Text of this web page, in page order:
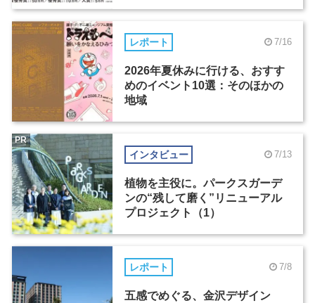
レポート 7/16
2026年夏休みに行ける、おすす
めのイベント10選：そのほかの
地域
インタビュー 7/13
植物を主役に。パークスガーデ
ンの“残して磨く”リニューアル
プロジェクト（1）
PR
レポート 7/8
五感でめぐる、金沢デザイン